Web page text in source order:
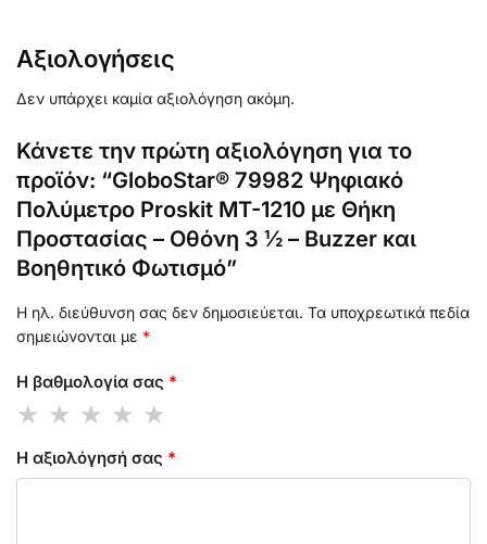
Αξιολογήσεις
Δεν υπάρχει καμία αξιολόγηση ακόμη.
Κάνετε την πρώτη αξιολόγηση για το
προϊόν: “GloboStar® 79982 Ψηφιακό
Πολύμετρο Proskit MT-1210 με Θήκη
Προστασίας – Οθόνη 3 ½ – Buzzer και
Βοηθητικό Φωτισμό”
Η ηλ. διεύθυνση σας δεν δημοσιεύεται. Τα υποχρεωτικά πεδία
σημειώνονται με *
Η βαθμολογία σας *
Η αξιολόγησή σας *